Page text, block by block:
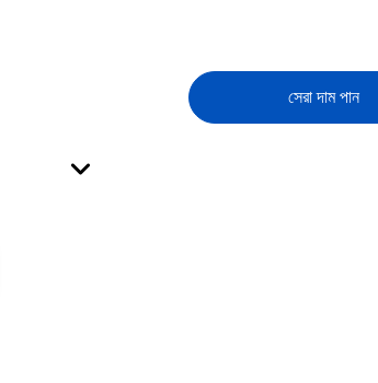
সেরা দাম পান